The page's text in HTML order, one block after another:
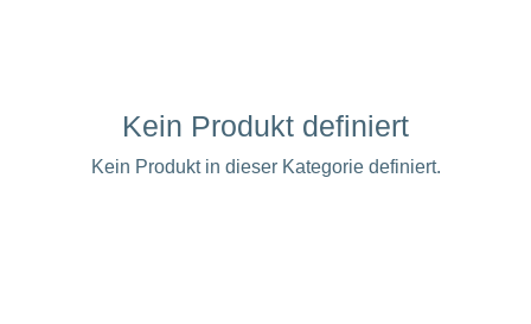
Kein Produkt definiert
Kein Produkt in dieser Kategorie definiert.